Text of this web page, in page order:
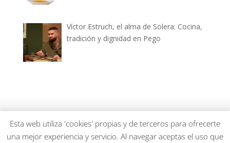
Víctor Estruch, el alma de Solera: Cocina,
tradición y dignidad en Pego
dianiagastronomica.com © 2026
Esta web utiliza 'cookies' propias y de terceros para ofrecerte
una mejor experiencia y servicio. Al navegar aceptas el uso que